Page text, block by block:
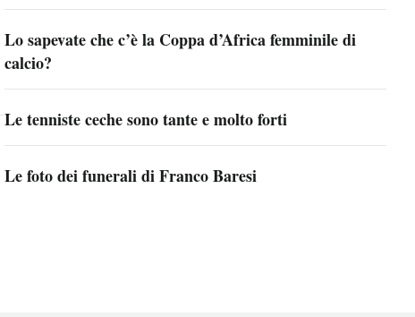
Lo sapevate che c’è la Coppa d’Africa femminile di
calcio?
Le tenniste ceche sono tante e molto forti
Le foto dei funerali di Franco Baresi